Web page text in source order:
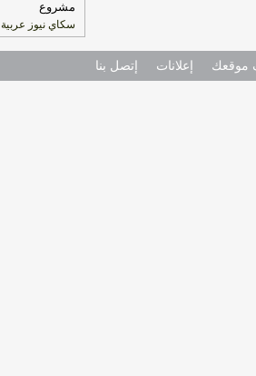
مشروع
سكاي نيوز عربية
موقعك إعلانات إتصل بنا